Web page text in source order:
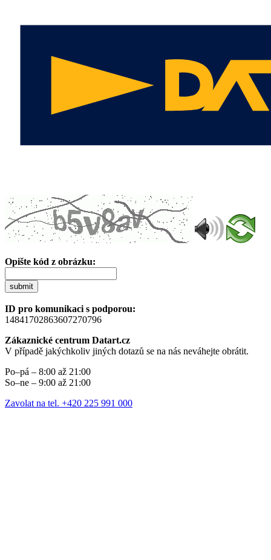
Opište kód z obrázku:
submit
ID pro komunikaci s podporou:
14841702863607270796
Zákaznické centrum Datart.cz
V případě jakýchkoliv jiných dotazů se na nás neváhejte obrátit.
Po–pá – 8:00 až 21:00
So–ne – 9:00 až 21:00
Zavolat na tel. +420 225 991 000